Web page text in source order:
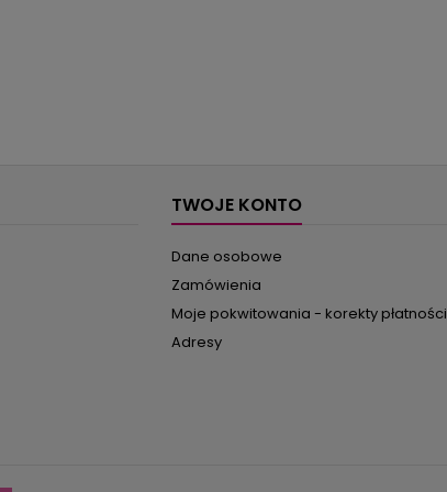
TWOJE KONTO
Dane osobowe
Zamówienia
Moje pokwitowania - korekty płatności
Adresy